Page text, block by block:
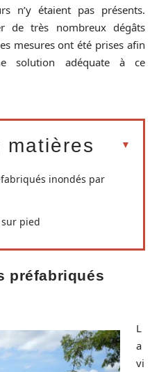
n’y étaient pas présents.
de très nombreux dégâts
mesures ont été prises afin
solution adéquate à ce
matières
inondés par
pied
préfabriqués
L
a
vi